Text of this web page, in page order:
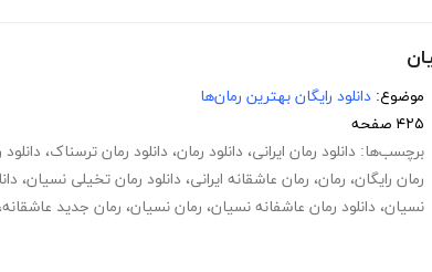
موضوع: دانلود رایگان بهترین رمان‌ها
۴۲۵ صفحه
برچسب‌ها: دانلود رمان ایرانی، دانلود رمان، دانلود رمان ترسناک،
رمان رایگان، رمان، رمان عاشقانه ایرانی، دانلود رمان تخیلی نسیان،
نسیان، دانلود رمان عاشفانه نسیان، رمان نسیان، رمان جدید عاشقانه،